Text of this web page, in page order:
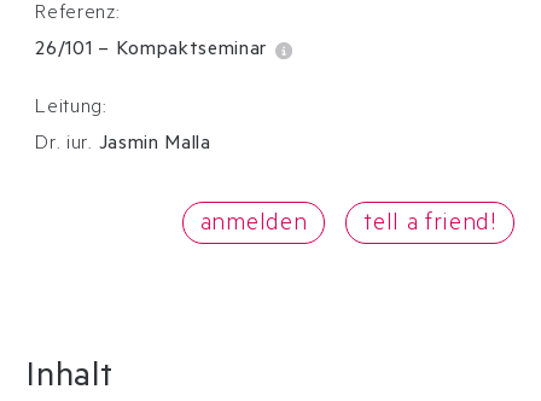
Referenz:
26/101 – Kompaktseminar
Leitung:
Dr. iur. Jasmin Malla
anmelden tell a friend!
Inhalt